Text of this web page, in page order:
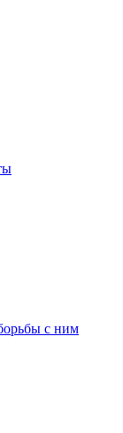
с ним